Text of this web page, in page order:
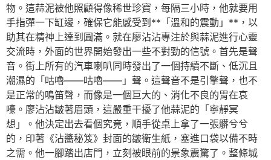
物。這蒜泥被他照顧得像稀世珍寶，每隔三小時，他就要用
手指彈一下缸邊，確保它能感受到**「溫和的震動」**，以
助其在精神上達到圓滿。就在廖沾沾專注於與蒜泥進行心靈
交流時，外面的世界開始發出一些不對勁的信號。首先是聲
音。街上所有的汽車喇叭同時發出了一個持續不斷、低沉且
潮濕的「咕嚕——咕嚕——」聲。這聲音不是引擎聲，也不
是正常的鳴笛聲，而像是一個巨大的、消化不良的胃在哀
嚎。廖沾沾皺著眉頭，這嚴重干擾了他蒜泥的「寧靜冥
想」。他決定出去看個究竟，順手從桌上拿了一張髒兮兮
的，印著《沾醬秘笈》封面的皺衛生紙，塞進口袋以備不時
之需。他一腳踏出店門，立刻被眼前的景象震驚了。整條城